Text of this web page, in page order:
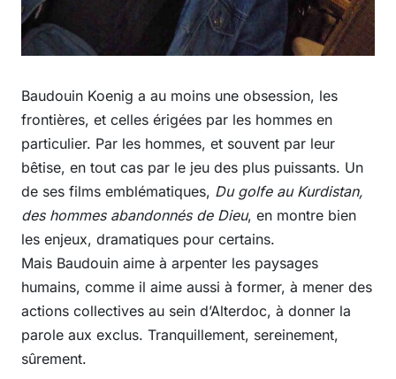
Baudouin Koenig a au moins une obsession, les
frontières, et celles érigées par les hommes en
particulier. Par les hommes, et souvent par leur
bêtise, en tout cas par le jeu des plus puissants. Un
de ses films emblématiques, Du golfe au Kurdistan,
des hommes abandonnés de Dieu, en montre bien
les enjeux, dramatiques pour certains.
Mais Baudouin aime à arpenter les paysages
humains, comme il aime aussi à former, à mener des
actions collectives au sein d’Alterdoc, à donner la
parole aux exclus. Tranquillement, sereinement,
sûrement.